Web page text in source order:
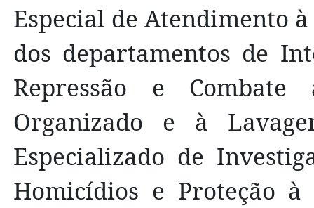
Especial de Atendimento
dos departamentos de
Repressão e
Organizado e à
Especializado de
Homicídios e Proteção à